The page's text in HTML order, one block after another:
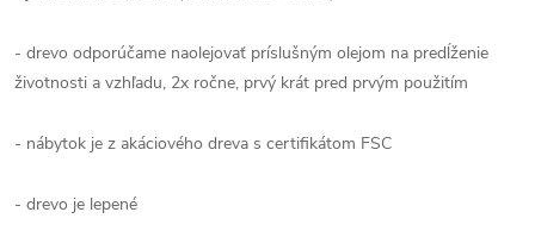
- drevo odporúčame naolejovať príslušným olejom na predĺženie
životnosti a vzhľadu, 2x ročne, prvý krát pred prvým použitím
- nábytok je z akáciového dreva s certifikátom FSC
- drevo je lepené